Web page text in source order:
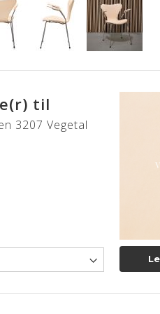
til
3207 Vegetal